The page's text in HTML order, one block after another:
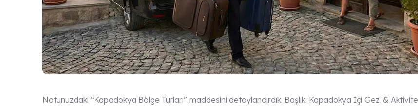
Notunuzdaki “Kapadokya Bölge Turları” maddesini detaylandırdık. Başlık: Kapadokya İçi Gezi & Aktivite